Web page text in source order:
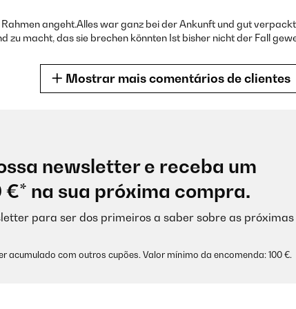
la lámina que vas a colocar en el cuadro. Viene con un
que vas a colocar se ve perfectamente.
angeht.Alles war ganz bei der Ankunft und gut
macht, das sie brechen könnten Ist bisher nicht der Fall
Mostrar mais comentários de clientes
newsletter e receba um
€* na sua próxima compra.
para ser dos primeiros a saber sobre as próximas
acumulado com outros cupões. Valor mínimo da encomenda: 100 €.